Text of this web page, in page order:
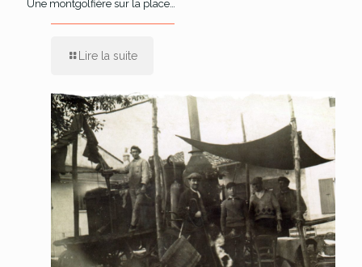
Une montgolfière sur la place…
Lire la suite